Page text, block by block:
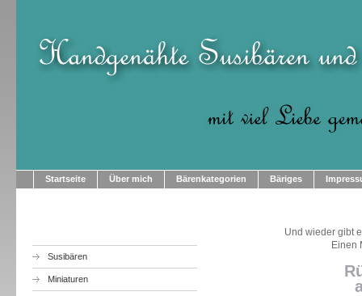
Startseite Über mich Bärenkategorien Bäriges
Susibären
Miniaturen
Und wieder gibt
Einen